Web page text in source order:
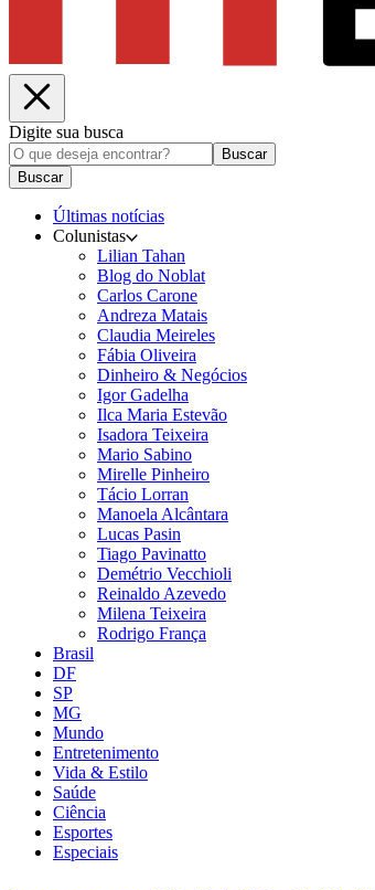
Digite sua busca
Buscar
Buscar
Últimas notícias
Colunistas
Lilian Tahan
Blog do Noblat
Carlos Carone
Andreza Matais
Claudia Meireles
Fábia Oliveira
Dinheiro & Negócios
Igor Gadelha
Ilca Maria Estevão
Isadora Teixeira
Mario Sabino
Mirelle Pinheiro
Tácio Lorran
Manoela Alcântara
Lucas Pasin
Tiago Pavinatto
Demétrio Vecchioli
Reinaldo Azevedo
Milena Teixeira
Rodrigo França
Brasil
DF
SP
MG
Mundo
Entretenimento
Vida & Estilo
Saúde
Ciência
Esportes
Especiais